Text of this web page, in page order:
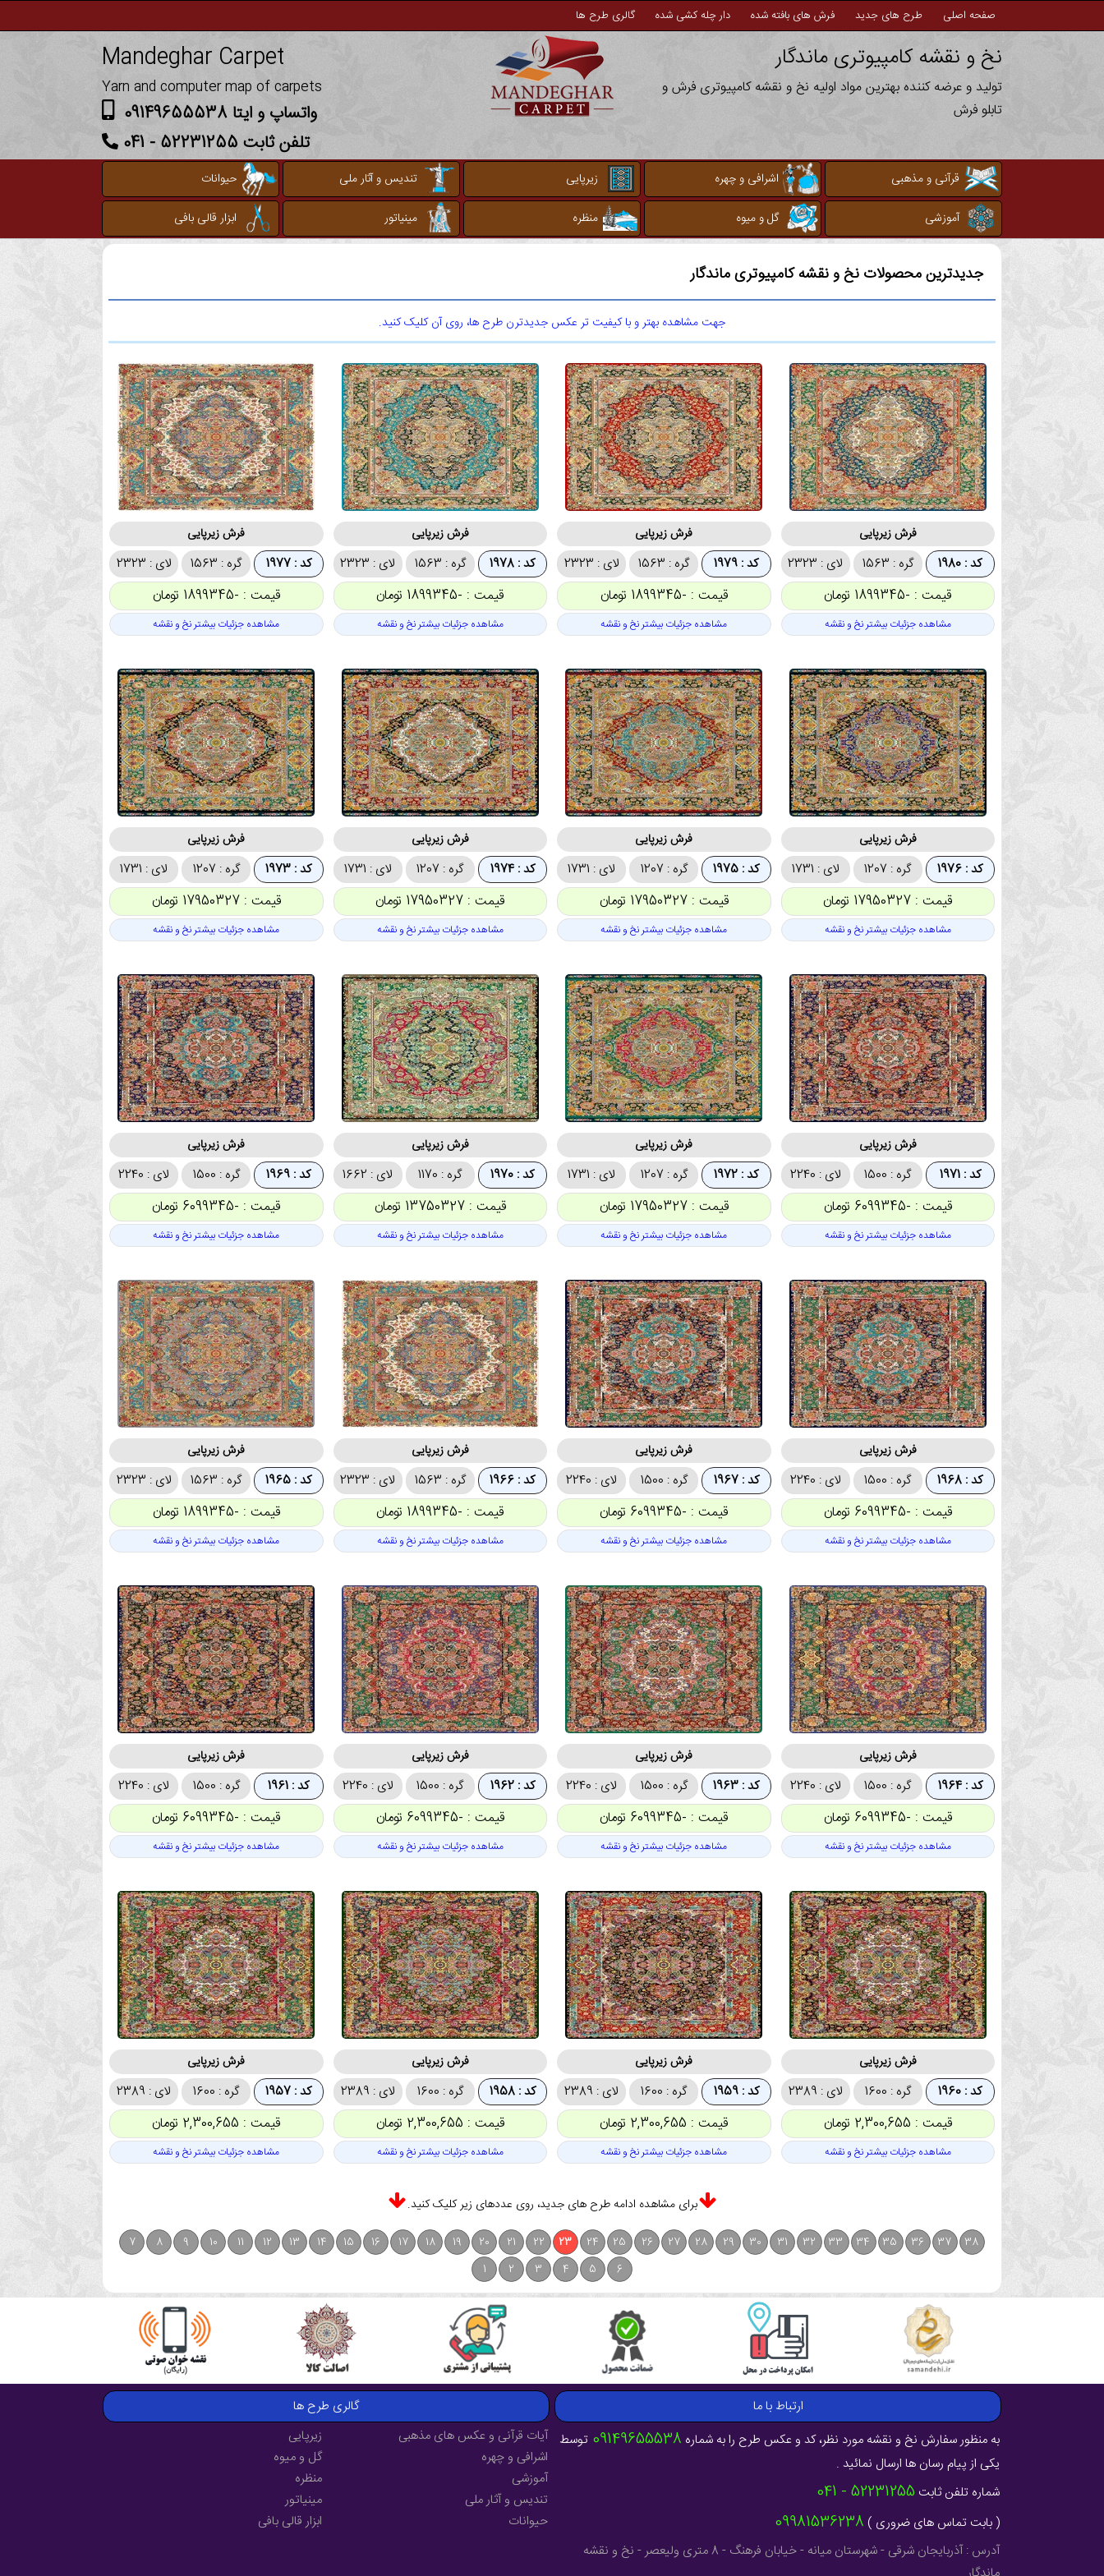
صفحه اصلی طرح های جدید فرش های بافته شده دار چله کشی شده گالری طرح ها
نخ و نقشه کامپیوتری ماندگار
تولید و عرضه کننده بهترین مواد اولیه نخ و نقشه کامپیوتری فرش و
تابلو فرش
Mandeghar Carpet
Yarn and computer map of carpets
واتساپ و ایتا 09149655538
تلفن ثابت 52231255 - 041
قرآنی و مذهبی اشرافی و چهره زیرپایی تندیس و آثار ملی
حیوانات
آموزشی
گل و میوه منظره مینیاتور ابزار قالی بافی
جدیدترین محصولات نخ و نقشه کامپیوتری ماندگار
جهت مشاهده بهتر و با کیفیت تر عکس جدیدترن طرح ها، روی آن کلیک کنید.
فرش زیرپایی
کد : 1980 گره : 1563 لای : 2323
قیمت : -1899345 تومان
مشاهده جزئیات بیشتر نخ و نقشه
فرش زیرپایی
کد : 1979 گره : 1563 لای : 2323
قیمت : -1899345 تومان
مشاهده جزئیات بیشتر نخ و نقشه
فرش زیرپایی
کد : 1978 گره : 1563 لای : 2323
قیمت : -1899345 تومان
مشاهده جزئیات بیشتر نخ و نقشه
فرش زیرپایی
کد : 1977 گره : 1563 لای : 2323
قیمت : -1899345 تومان
مشاهده جزئیات بیشتر نخ و نقشه
فرش زیرپایی
کد : 1976 گره : 1207 لای : 1731
قیمت : 17950327 تومان
مشاهده جزئیات بیشتر نخ و نقشه
فرش زیرپایی
کد : 1975 گره : 1207 لای : 1731
قیمت : 17950327 تومان
مشاهده جزئیات بیشتر نخ و نقشه
فرش زیرپایی
کد : 1974 گره : 1207 لای : 1731
قیمت : 17950327 تومان
مشاهده جزئیات بیشتر نخ و نقشه
فرش زیرپایی
کد : 1973 گره : 1207 لای : 1731
قیمت : 17950327 تومان
مشاهده جزئیات بیشتر نخ و نقشه
فرش زیرپایی
کد : 1971 گره : 1500 لای : 2240
قیمت : -6099345 تومان
مشاهده جزئیات بیشتر نخ و نقشه
فرش زیرپایی
کد : 1972 گره : 1207 لای : 1731
قیمت : 17950327 تومان
مشاهده جزئیات بیشتر نخ و نقشه
فرش زیرپایی
کد : 1970 گره : 1170 لای : 1662
قیمت : 13750327 تومان
مشاهده جزئیات بیشتر نخ و نقشه
فرش زیرپایی
کد : 1969 گره : 1500 لای : 2240
قیمت : -6099345 تومان
مشاهده جزئیات بیشتر نخ و نقشه
فرش زیرپایی
کد : 1968 گره : 1500 لای : 2240
قیمت : -6099345 تومان
مشاهده جزئیات بیشتر نخ و نقشه
فرش زیرپایی
کد : 1967 گره : 1500 لای : 2240
قیمت : -6099345 تومان
مشاهده جزئیات بیشتر نخ و نقشه
فرش زیرپایی
کد : 1966 گره : 1563 لای : 2323
قیمت : -1899345 تومان
مشاهده جزئیات بیشتر نخ و نقشه
فرش زیرپایی
کد : 1965 گره : 1563 لای : 2323
قیمت : -1899345 تومان
مشاهده جزئیات بیشتر نخ و نقشه
فرش زیرپایی
کد : 1964 گره : 1500 لای : 2240
قیمت : -6099345 تومان
مشاهده جزئیات بیشتر نخ و نقشه
فرش زیرپایی
کد : 1963 گره : 1500 لای : 2240
قیمت : -6099345 تومان
مشاهده جزئیات بیشتر نخ و نقشه
فرش زیرپایی
کد : 1962 گره : 1500 لای : 2240
قیمت : -6099345 تومان
مشاهده جزئیات بیشتر نخ و نقشه
فرش زیرپایی
کد : 1961 گره : 1500 لای : 2240
قیمت : -6099345 تومان
مشاهده جزئیات بیشتر نخ و نقشه
فرش زیرپایی
کد : 1960 گره : 1600 لای : 2389
قیمت : 2,300,655 تومان
مشاهده جزئیات بیشتر نخ و نقشه
فرش زیرپایی
کد : 1959 گره : 1600 لای : 2389
قیمت : 2,300,655 تومان
مشاهده جزئیات بیشتر نخ و نقشه
فرش زیرپایی
کد : 1958 گره : 1600 لای : 2389
قیمت : 2,300,655 تومان
مشاهده جزئیات بیشتر نخ و نقشه
فرش زیرپایی
کد : 1957 گره : 1600 لای : 2389
قیمت : 2,300,655 تومان
مشاهده جزئیات بیشتر نخ و نقشه
برای مشاهده ادامه طرح های جدید، روی عددهای زیر کلیک کنید.
38
37
36
35
34
33
32
31
30
29
28
27
26
25
24
23
22
21
20
19
18
17
16
15
14
13
12
11
10
9
8
7
6
5
4
3
2
1
ارتباط با ما
به منظور سفارش نخ و نقشه مورد نظر، کد و عکس طرح را به شماره 09149655538 توسط
یکی از پیام رسان ها ارسال نمائید .
شماره تلفن ثابت 52231255 - 041
( بابت تماس های ضروری ) 09981536238
آدرس : آذربایجان شرقی - شهرستان میانه - خیابان فرهنگ - 8 متری ولیعصر - نخ و نقشه
گالری طرح ها
آیات قرآنی و عکس های مذهبی
اشرافی و چهره
آموزشی
تندیس و آثار ملی
حیوانات
زیرپایی
گل و میوه
منظره
مینیاتور
ابزار قالی بافی